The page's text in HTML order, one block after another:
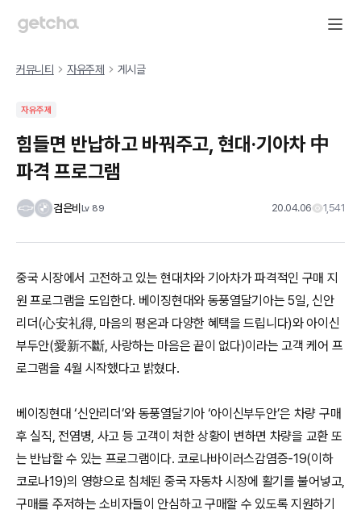
커뮤니티 자유주제 게시글
자유주제
힘들면 반납하고 바꿔주고, 현대·기아차 中
파격 프로그램
검은비 Lv 89 20.04.06 1,541
중국 시장에서 고전하고 있는 현대차와 기아차가 파격적인 구매 지
원 프로그램을 도입한다. 베이징현대와 동풍열달기아는 5일, 신안
리더(心安礼得, 마음의 평온과 다양한 혜택을 드립니다)와 아이신
부두안(愛新不斷, 사랑하는 마음은 끝이 없다)이라는 고객 케어 프
로그램을 4월 시작했다고 밝혔다.
베이징현대 ‘신안리더’와 동풍열달기아 ‘아이신부두안’은 차량 구매
후 실직, 전염병, 사고 등 고객이 처한 상황이 변하면 차량을 교환 또
는 반납할 수 있는 프로그램이다. 코로나바이러스감염증-19(이하
코로나19)의 영향으로 침체된 중국 자동차 시장에 활기를 불어넣고,
구매를 주저하는 소비자들이 안심하고 구매할 수 있도록 지원하기